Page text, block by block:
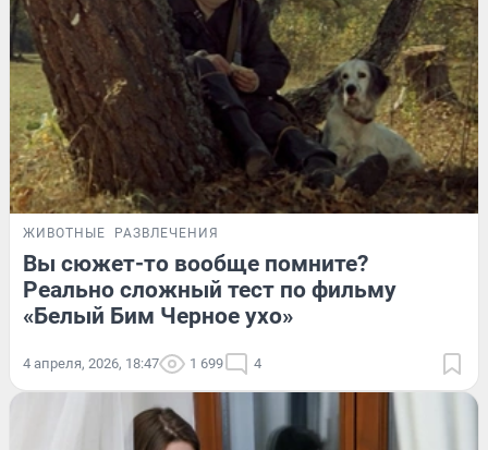
ЖИВОТНЫЕ РАЗВЛЕЧЕНИЯ
Вы сюжет-то вообще помните?
Реально сложный тест по фильму
«Белый Бим Черное ухо»
4 апреля, 2026, 18:47 1 699 4